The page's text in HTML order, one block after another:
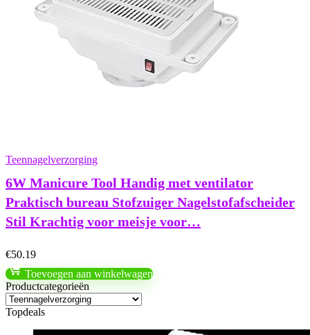
Teennagelverzorging
6W Manicure Tool Handig met ventilator
Praktisch bureau Stofzuiger Nagelstofafscheider
Stil Krachtig voor meisje voor…
€50.19
Toevoegen aan winkelwagen
Productcategorieën
Topdeals